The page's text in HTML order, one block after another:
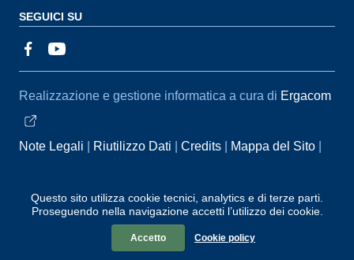
Questo sito utilizza cookie tecnici, analytics e di terze parti.
Proseguendo nella navigazione accetti l’utilizzo dei cookie.
Accetto Cookie policy
SEGUICI SU
Sezione Link Utili
Realizzazione e gestione informatica a cura di Ergacom
Note Legali Riutilizzo Dati Credits
Mappa del Sito
Segnalazioni
Statistiche accessi
Dichiarazione di
Accessibilità